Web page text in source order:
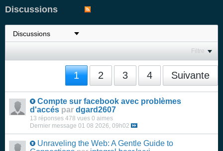
Discussions
Filtre
1 2 3 4 Suivante
Compte sur facebook avec problèmes
d'accés par dgard2607
13 réponses 478 vues 0 aimes
Dernier message 01 08 2026, 09h02
Unraveling the Web: A Gentle Guide to